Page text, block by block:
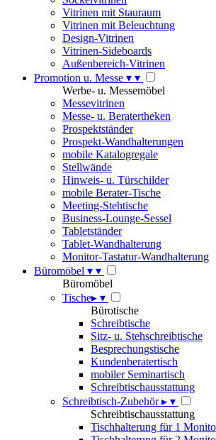
Vitrinen mit Stauraum
Vitrinen mit Beleuchtung
Design-Vitrinen
Vitrinen-Sideboards
Außenbereich-Vitrinen
Promotion u. Messe ▾ ▾
Werbe- u. Messemöbel
Messevitrinen
Messe- u. Beratertheken
Prospektständer
Prospekt-Wandhalterungen
mobile Katalogregale
Stellwände
Hinweis- u. Türschilder
mobile Berater-Tische
Meeting-Stehtische
Business-Lounge-Sessel
Tabletständer
Tablet-Wandhalterung
Monitor-Tastatur-Wandhalterung
Büromöbel ▾ ▾
Büromöbel
Tische▸ ▾
Bürotische
Schreibtische
Sitz- u. Stehschreibtische
Besprechungstische
Kundenberatertisch
mobiler Seminartisch
Schreibtischausstattung
Schreibtisch-Zubehör▸ ▾
Schreibtischausstattung
Tischhalterung für 1